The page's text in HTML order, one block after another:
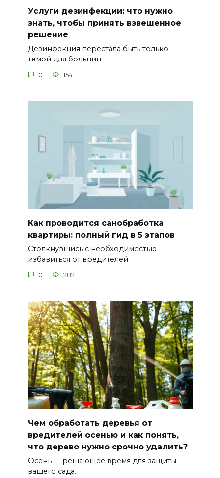
Услуги дезинфекции: что нужно
знать, чтобы принять взвешенное
решение
Дезинфекция перестала быть только
темой для больниц
0 154
Как проводится санобработка
квартиры: полный гид в 5 этапов
Столкнувшись с необходимостью
избавиться от вредителей
0 282
Чем обработать деревья от
вредителей осенью и как понять,
что дерево нужно срочно удалить?
Осень — решающее время для защиты
вашего сада.